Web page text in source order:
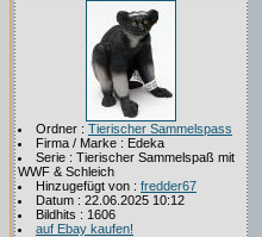
Ordner : Tierischer Sammelspass
Firma / Marke : Edeka
Serie : Tierischer Sammelspaß mit
WWF & Schleich
Hinzugefügt von : fredder67
Datum : 22.06.2025 10:12
Bildhits : 1606
auf Ebay kaufen!